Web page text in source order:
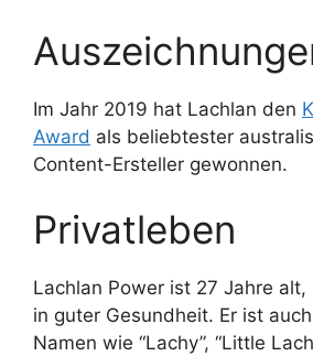
Im Jahr 2019 hat Lachlan den
Award als beliebtester
Content-Ersteller gewonnen.
Privatleben
Lachlan Power ist 27 Jahre alt,
in guter Gesundheit. Er ist
Namen wie “Lachy”, “Little